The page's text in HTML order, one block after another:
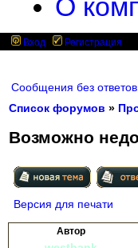
О
Вход Регистрация
Сообщения без ответов
Список форумов »
Возможно
Версия для печати
Автор